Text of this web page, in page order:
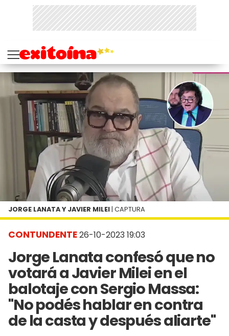
CONTUNDENTE26-10-2023 19:03
Jorge Lanata confesó que no
votará a Javier Milei en el
balotaje con Sergio Massa:
"No podés hablar en contra
de la casta y después aliarte"
JORGE LANATA Y JAVIER MILEI | CAPTURA